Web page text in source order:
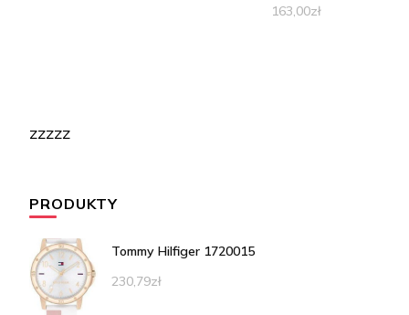
163,00zł
zzzzz
PRODUKTY
Tommy Hilfiger 1720015
230,79zł